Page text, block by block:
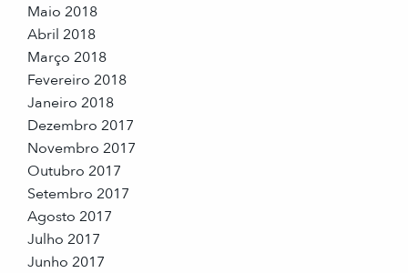
Maio 2018
Abril 2018
Março 2018
Fevereiro 2018
Janeiro 2018
Dezembro 2017
Novembro 2017
Outubro 2017
Setembro 2017
Agosto 2017
Julho 2017
Junho 2017